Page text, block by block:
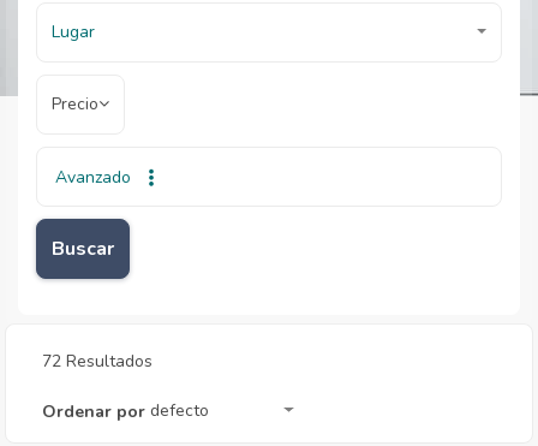
Lugar
Precio
Avanzado
Buscar
Inicio Inmobiliarias
Inmobiliarias
72 Resultados
Ordenar por defecto